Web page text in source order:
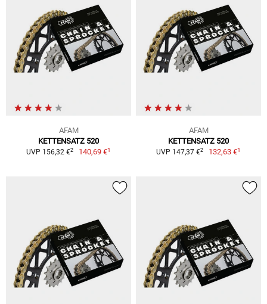
AFAM
KETTENSATZ 520
UVP 156,32 €2 140,69 €1
AFAM
KETTENSATZ 520
UVP 147,37 €2 132,63 €1